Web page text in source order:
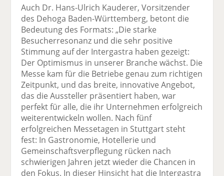
Auch Dr. Hans-Ulrich Kauderer, Vorsitzender
des Dehoga Baden-Württemberg, betont die
Bedeutung des Formats: „Die starke
Besucherresonanz und die sehr positive
Stimmung auf der Intergastra haben gezeigt:
Der Optimismus in unserer Branche wächst. Die
Messe kam für die Betriebe genau zum richtigen
Zeitpunkt, und das breite, innovative Angebot,
das die Aussteller präsentiert haben, war
perfekt für alle, die ihr Unternehmen erfolgreich
weiterentwickeln wollen. Nach fünf
erfolgreichen Messetagen in Stuttgart steht
fest: In Gastronomie, Hotellerie und
Gemeinschaftsverpflegung rücken nach
schwierigen Jahren jetzt wieder die Chancen in
den Fokus. In dieser Hinsicht hat die Intergastra